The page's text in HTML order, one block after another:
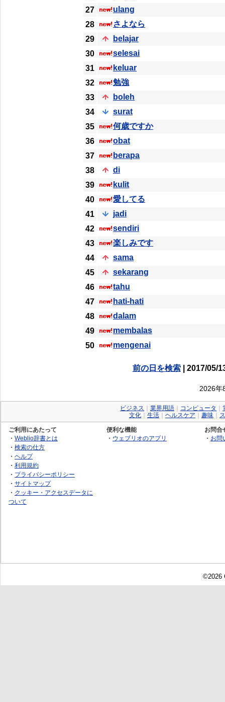
27
ulang
28
さよなら
29
belajar
30
selesai
31
keluar
32
勉強
33
boleh
34
surat
35
何歳ですか
36
obat
37
berapa
38
di
39
kulit
40
愛してる
41
jadi
42
sendiri
43
楽しみです
44
sama
45
sekarang
46
tahu
47
hati-hati
48
dalam
49
membalas
50
mengenai
前の日を検索| 2017/05/
2026年
ビジネス 業界用語 コンピュータ
文化
生活 ヘルスケア 趣味
ご利用にあたって
・ Weblio辞書とは
・ 検索の仕方
・ ヘルプ
・ 利用規約
・ プライバシーポリシー
・ サイトマップ
・ クッキー・アクセスデータに
ついて
便利な機能
・ ウェブリオのアプリ
お問合
・ お問
©2026